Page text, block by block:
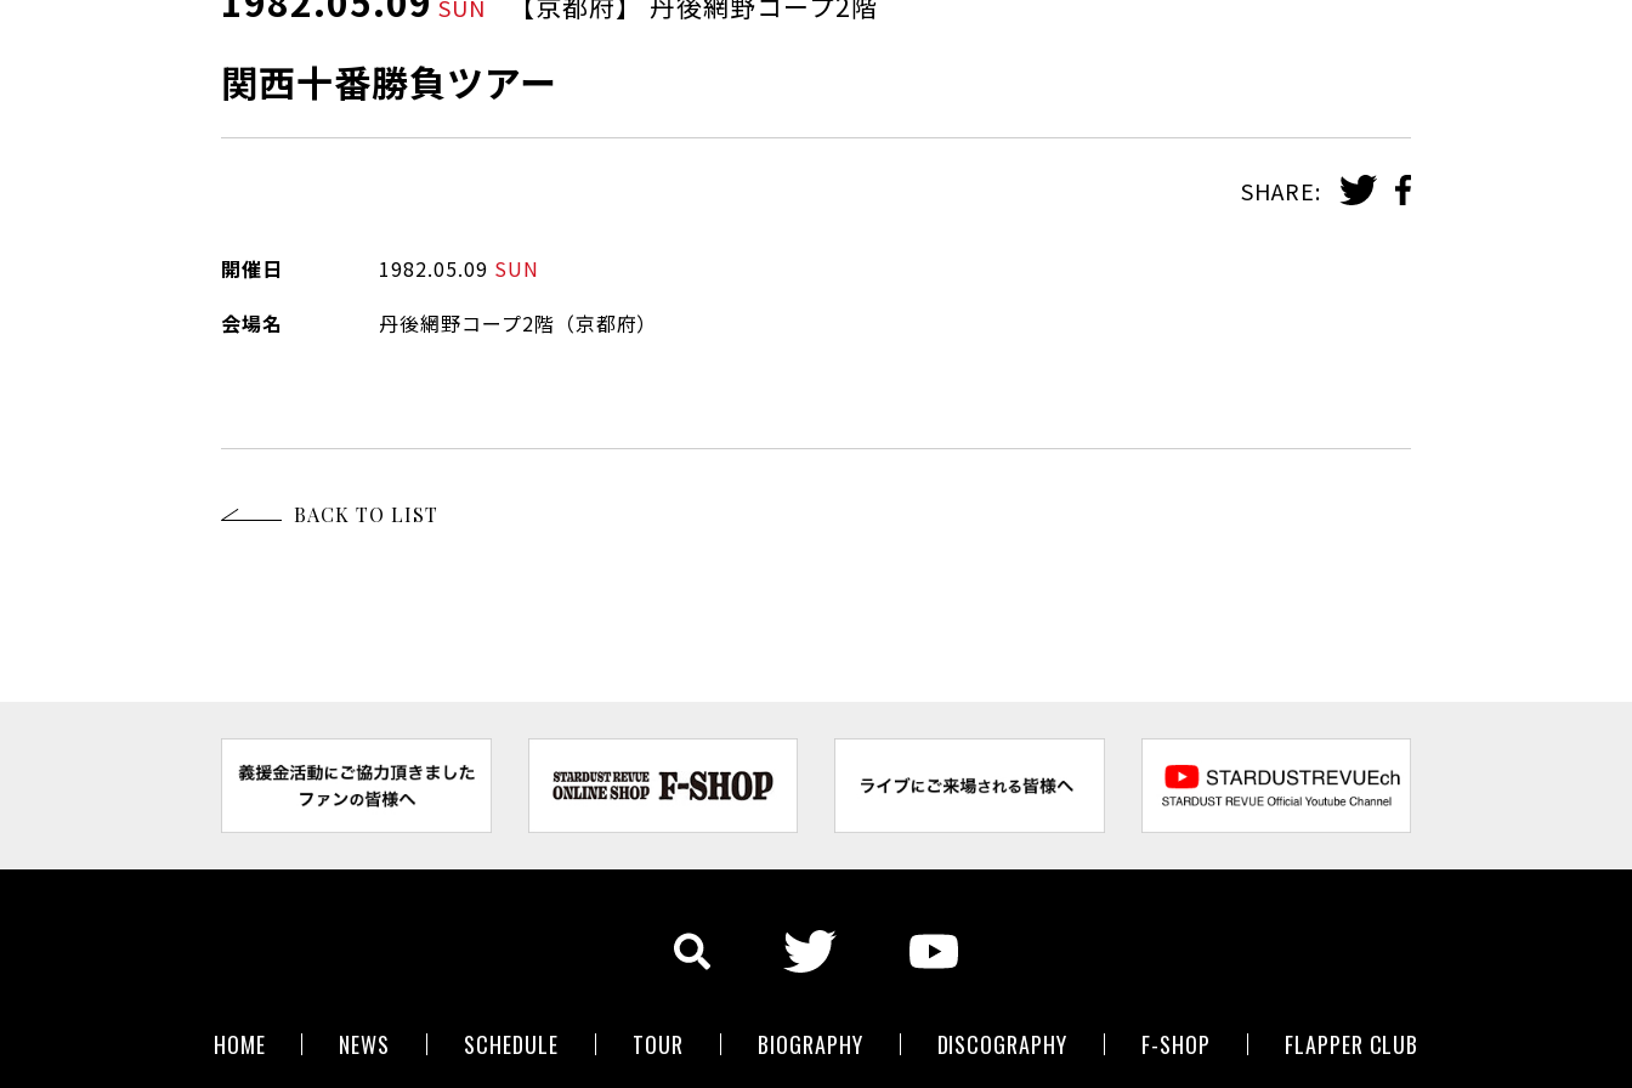
SUN
関西十番勝負ツアー
SHARE:
開催日 1982.05.09 SUN
会場名
丹後網野コープ2階（京都府）
BACK TO LIST
HOME NEWS SCHEDULE TOUR BIOGRAPHY DISCOGRAPHY F-SHOP FLAPPER CLUB